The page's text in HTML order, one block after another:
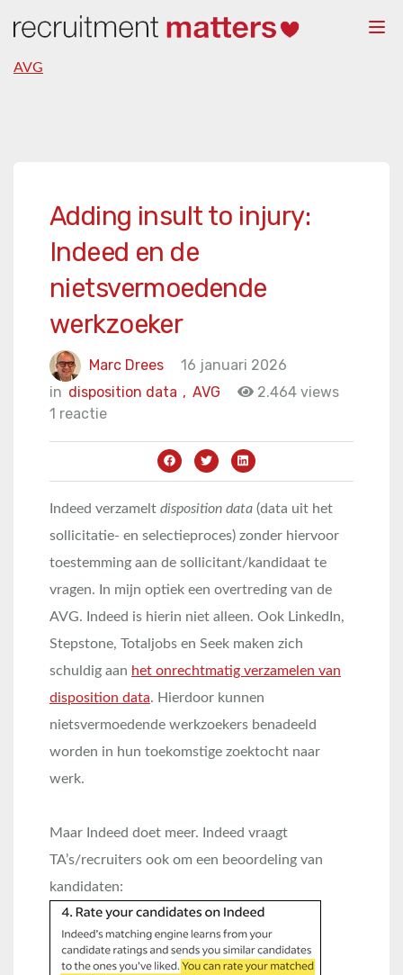
AVG
Adding insult to injury:
Indeed en de
nietsvermoedende
werkzoeker
Marc Drees
16 januari 2026
in
AVG
disposition data ,
2.464 views
1 reactie
Indeed verzamelt disposition data (data uit het
sollicitatie- en selectieproces) zonder hiervoor
toestemming aan de sollicitant/kandidaat te
vragen. In mijn optiek een overtreding van de
AVG. Indeed is hierin niet alleen. Ook LinkedIn,
Stepstone, Totaljobs en Seek maken zich
schuldig aan het onrechtmatig verzamelen van
disposition data. Hierdoor kunnen
nietsvermoedende werkzoekers benadeeld
worden in hun toekomstige zoektocht naar
werk.
Maar Indeed doet meer. Indeed vraagt
TA’s/recruiters ook om een beoordeling van
kandidaten: